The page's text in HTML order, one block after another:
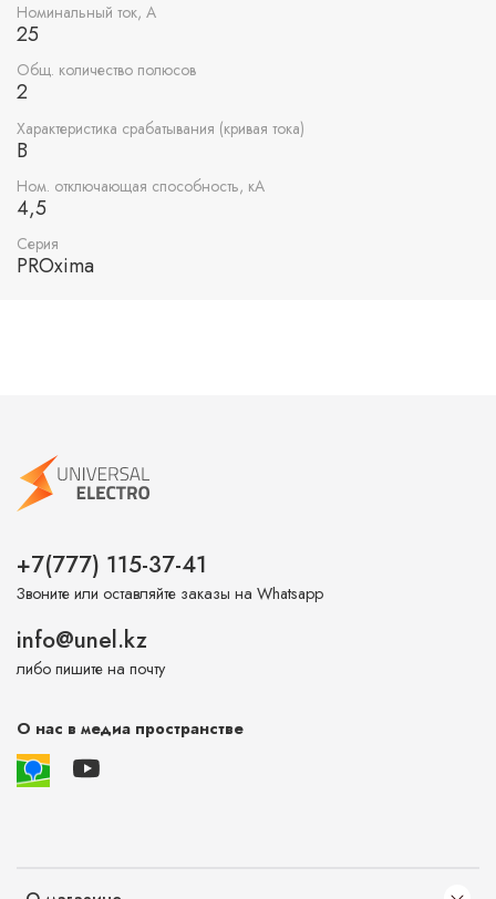
Номинальный ток, А
25
Общ. количество полюсов
2
Характеристика срабатывания (кривая тока)
B
Ном. отключающая способность, кА
4,5
Серия
PROxima
+7(777) 115-37-41
Звоните или оставляйте заказы на Whatsapp
info@unel.kz
либо пишите на почту
О нас в медиа пространстве